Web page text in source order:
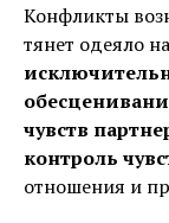
Конфликты
тянет одеяло
чувств
контроль
отношения и